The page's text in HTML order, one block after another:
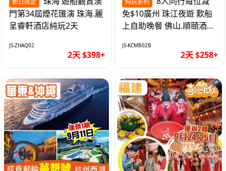
節日限定
門第34屆煙花匯演 珠海.麗
呈睿軒酒店純玩2天
JS-ZHAQ02
2天 $398+
純玩系列
免$10廣州 珠江夜遊 歎船
上自助晚餐 佛山.順頤酒店
JS-KCMB02B
2天 $258+